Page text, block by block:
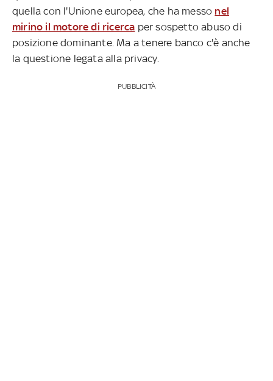
quella con l'Unione europea, che ha messo nel
mirino il motore di ricerca per sospetto abuso di
posizione dominante. Ma a tenere banco c'è anche
la questione legata alla privacy.
PUBBLICITÀ